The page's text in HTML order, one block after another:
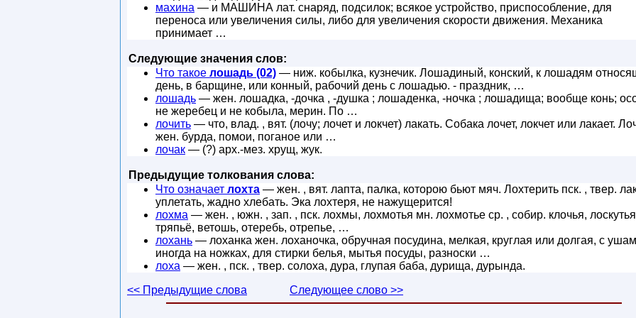
махина — и МАШИНА лат. снаряд, подсилок; всякое устройство, приспособление, для
переноса или увеличения силы, либо для увеличения скорости движения. Механика
принимает …
Следующие значения слов:
Что такое лошадь (02) — ниж. кобылка, кузнечик. Лошадиный, конский, к лошадям
день, в барщине, или конный, рабочий день с лошадью. - праздник, …
лошадь — жен. лошадка, -дочка , -душка ; лошаденка, -ночка ; лошадища; вообще конь;
не жеребец и не кобыла, мерин. По …
лочить — что, влад. , вят. (лочу; лочет и локчет) лакать. Собака лочет, локчет или лакает.
жен. бурда, помои, поганое или …
лочак — (?) арх.-мез. хрущ, жук.
Предыдущие толкования слова:
Что означает лохта — жен. , вят. лапта, палка, которою бьют мяч. Лохтерить пск. , твер.
уплетать, жадно хлебать. Эка лохтеря, не нажущерится!
лохма — жен. , южн. , зап. , пск. лохмы, лохмотья мн. лохмотье ср. , собир. клочья,
тряпьё, ветошь, отеребь, отрепье, …
лохань — лоханка жен. лоханочка, обручная посудина, мелкая, круглая или долгая, с
иногда на ножках, для стирки белья, мытья посуды, разноски …
лоха — жен. , пск. , твер. солоха, дура, глупая баба, дурища, дурында.
<< Предыдущие слова
Следующее слово >>